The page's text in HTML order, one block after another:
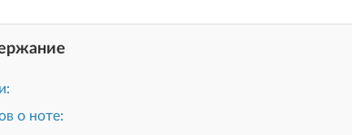
о ноте: